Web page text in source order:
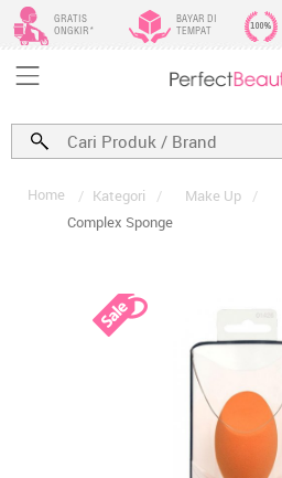
GRATIS
ONGKIR*
BAYAR DI
TEMPAT
Home / Kategori / Make Up /
Complex Sponge